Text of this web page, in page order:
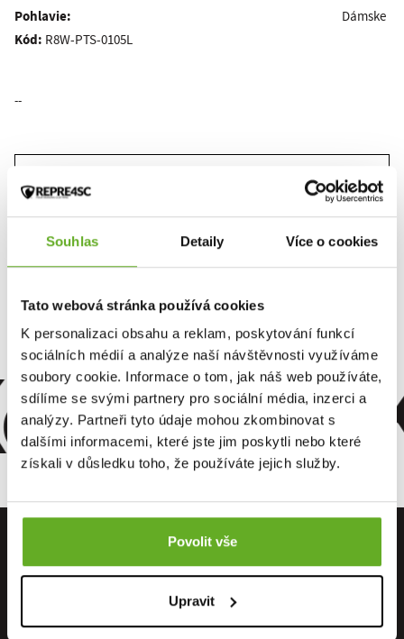
Souhlas Detaily Více o cookies
Tato webová stránka používá cookies
K personalizaci obsahu a reklam, poskytování funkcí
sociálních médií a analýze naší návštěvnosti využíváme
soubory cookie. Informace o tom, jak náš web používáte,
sdílíme se svými partnery pro sociální média, inzerci a
analýzy. Partneři tyto údaje mohou zkombinovat s
dalšími informacemi, které jste jim poskytli nebo které
získali v důsledku toho, že používáte jejich služby.
Povolit vše
Upravit
Pohlavie: Dámske
Kód: R8W-PTS-0105L
--
VÝROBCU
OSOBNÝ
ODBER
ZADARMO